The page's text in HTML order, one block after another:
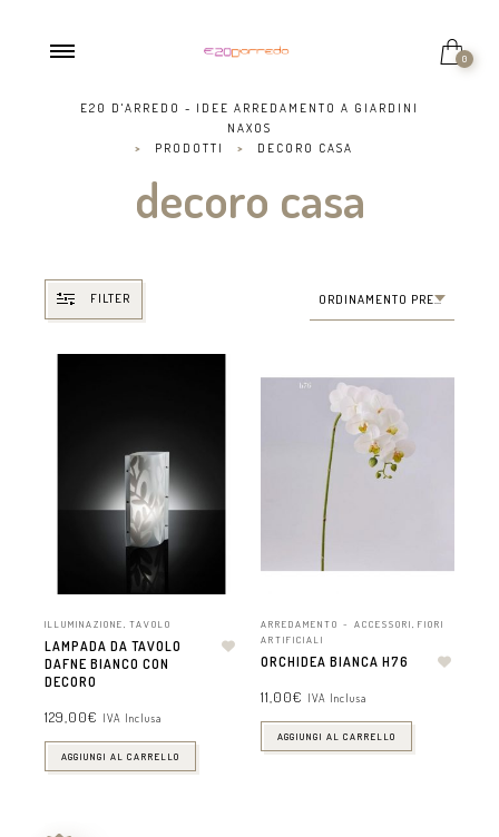
0
E20 D'ARREDO - IDEE ARREDAMENTO A GIARDINI
NAXOS
>
PRODOTTI > DECORO CASA
decoro casa
FILTER ORDINAMENTO PREDEFINITO
ILLUMINAZIONE TAVOLO
LAMPADA DA TAVOLO
DAFNE BIANCO CON
DECORO
129,00€ IVA Inclusa
AGGIUNGI AL CARRELLO
ARREDAMENTO - ACCESSORI
FIORI
ARTIFICIALI
ORCHIDEA BIANCA H76
11,00€ IVA Inclusa
AGGIUNGI AL CARRELLO